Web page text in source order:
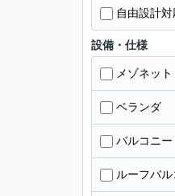
自由設計対
設備・仕様
メゾネット
ベランダ
バルコニー
ルーフバ